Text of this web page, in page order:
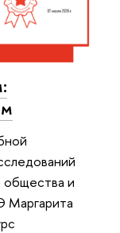
общества и
Маргарита